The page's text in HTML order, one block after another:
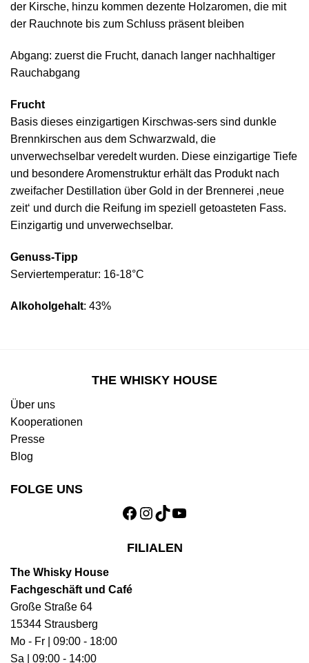
der Kirsche, hinzu kommen dezente Holzaromen, die mit
der Rauchnote bis zum Schluss präsent bleiben
Abgang: zuerst die Frucht, danach langer nachhaltiger
Rauchabgang
Frucht
Basis dieses einzigartigen Kirschwas-sers sind dunkle
Brennkirschen aus dem Schwarzwald, die
unverwechselbar veredelt wurden. Diese einzigartige Tiefe
und besondere Aromenstruktur erhält das Produkt nach
zweifacher Destillation über Gold in der Brennerei ‚neue
zeit‘ und durch die Reifung im speziell getoasteten Fass.
Einzigartig und unverwechselbar.
Genuss-Tipp
Serviertemperatur: 16-18°C
Alkoholgehalt: 43%
THE WHISKY HOUSE
Über uns
Kooperationen
Presse
Blog
FOLGE UNS
Facebook
Instagram
TikTokYouTube
FILIALEN
The Whisky House
Fachgeschäft und Café
Große Straße 64
15344 Strausberg
Mo - Fr | 09:00 - 18:00
Sa | 09:00 - 14:00